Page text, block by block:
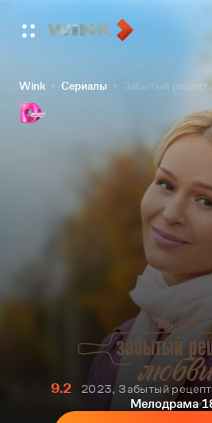
Wink Сериалы Забытый рецепт
9.2 2023, Забытый
Мелодрама